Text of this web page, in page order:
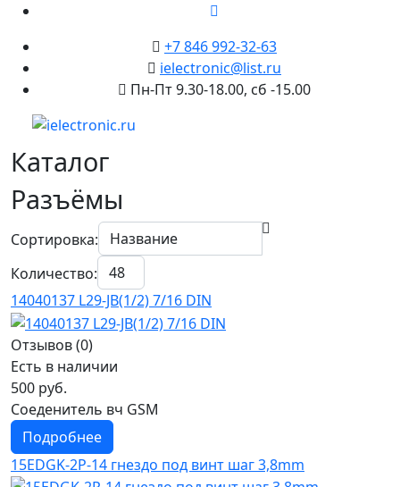
+7 846 992-32-63
ielectronic@list.ru
Пн-Пт 9.30-18.00, сб -15.00
Каталог
Разъёмы
Сортировка:
Количество:
14040137 L29-JB(1/2) 7/16 DIN
Отзывов (0)
Есть в наличии
500 руб.
Соеденитель вч GSM
Подробнее
15EDGK-2P-14 гнездо под винт шаг 3,8mm